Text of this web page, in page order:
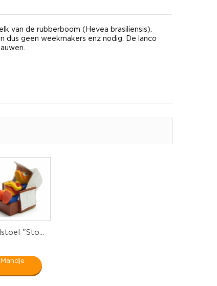
van de rubberboom (Hevea brasiliensis).
dus geen weekmakers enz nodig. De lanco
"Sto...
Mandje